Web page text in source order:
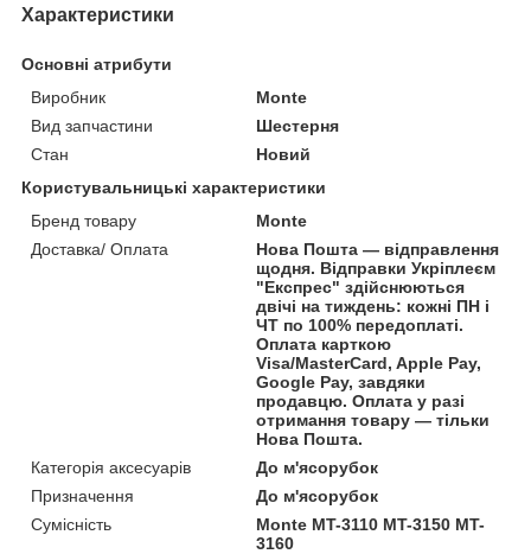
Характеристики
Основні атрибути
Виробник
Monte
Вид запчастини
Шестерня
Стан
Новий
Користувальницькі характеристики
Бренд товару
Monte
Доставка/ Оплата
Нова Пошта — відправлення
щодня. Відправки Укріплеєм
"Експрес" здійснюються
двічі на тиждень: кожні ПН і
ЧТ по 100% передоплаті.
Оплата карткою
Visa/MasterCard, Apple Pay,
Google Pay, завдяки
продавцю. Оплата у разі
отримання товару — тільки
Нова Пошта.
Категорія аксесуарів
До м'ясорубок
Призначення
До м'ясорубок
Сумісність
Monte MT-3110 MT-3150 MT-
3160